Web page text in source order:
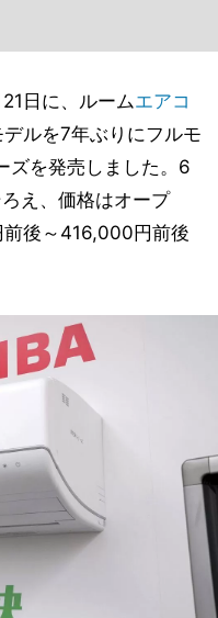
日に、ルームエアコ
デルを7年ぶりにフルモ
ズを発売しました。6
え、価格はオープ
後～416,000円前後